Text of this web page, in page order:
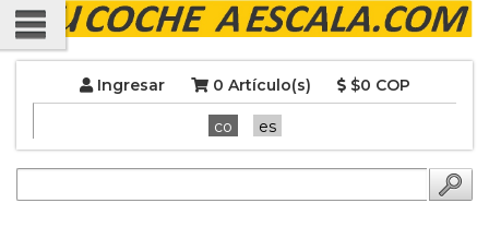
Ingresar 0 Artículo(s) $0 COP
co es